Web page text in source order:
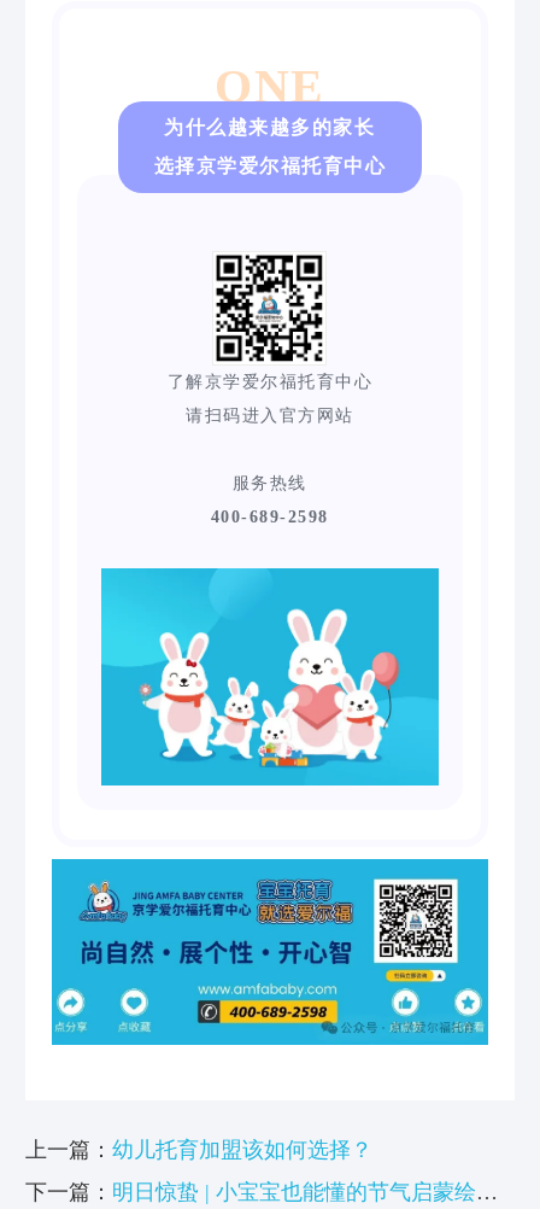
ONE
为什么越来越多的家长
选择京学爱尔福托育中心
了解京学爱尔福托育中心
请扫码进入官方网站
服务热线
400-689-2598
上一篇： 幼儿托育加盟该如何选择？
下一篇： 明日惊蛰 | 小宝宝也能懂的节气启蒙绘